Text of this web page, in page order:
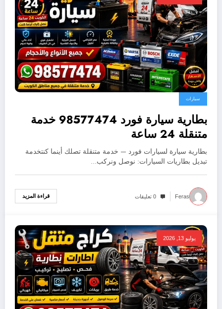
سيارات
بطارية سيارة فورد 98577474 خدمة
متنقلة 24 ساعة
بطارية سيارة لسيارات فورد — خدمة متنقلة تصلك أينما كنتخدمة
تبديل بطاريات السيارات: نوصل ونركب…
Feras 0 تعليقات قراءة المزيد
يوليو 13, 2026